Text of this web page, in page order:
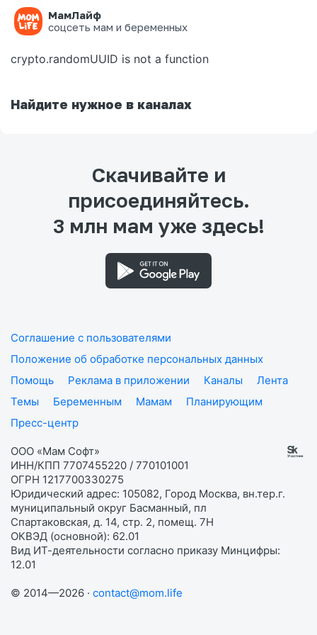
МамЛайф
соцсеть мам и беременных
Ошибка на странице
crypto.randomUUID is not a function
Найдите нужное в каналах
Скачивайте и
присоединяйтесь.
3 млн мам уже здесь!
Соглашение с пользователями
Положение об обработке персональных данных
Помощь
Реклама в приложении Каналы
Лента
Темы
Беременным Мамам
Планирующим
Пресс-центр
ООО «Мам Софт»
ИНН/КПП 7707455220 / 770101001
ОГРН 1217700330275
Юридический адрес: 105082, Город Москва, вн.тер.г.
муниципальный округ Басманный, пл
Спартаковская, д. 14, стр. 2, помещ. 7Н
ОКВЭД (основной): 62.01
Вид ИТ-деятельности согласно приказу Минцифры:
12.01
© 2014—2026 · contact@mom.life